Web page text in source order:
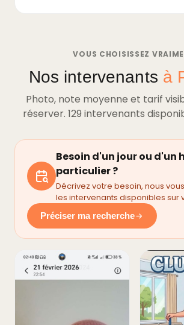
VOUS CHOISISSEZ
Nos intervenants à
Photo, note moyenne et tarif
réserver. 129 intervenants
Besoin d'un jour ou d'un
particulier ?
Décrivez votre besoin, nous
les intervenants disponibles sur
Préciser ma recherche